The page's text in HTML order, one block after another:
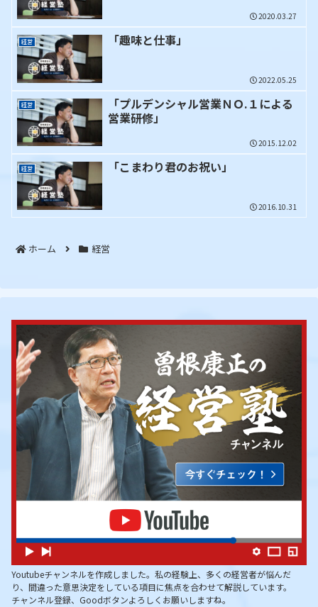
2020.03.27
経営 「趣味と仕事」
2022.05.25
経営
「プルデンシャル営業ＮＯ.１による
営業研修」
2015.12.02
経営 「こまわり君のお祝い」
2016.10.31
ホーム 経営
Youtubeチャンネルを作成しました。私の経験上、多くの経営者が悩んだ
り、間違った意思決定をしている項目に焦点を合わせて解説しています。
チャンネル登録、Goodボタンよろしくお願いしますね。